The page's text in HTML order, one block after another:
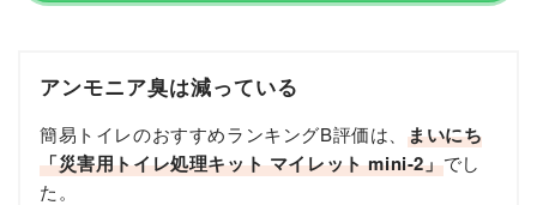
アンモニア臭は減っている
簡易トイレのおすすめランキングB評価は、まいにち
「災害用トイレ処理キット マイレット mini-2」でし
た。